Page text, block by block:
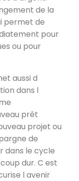
de la
permet de
pour
ou pour
aussi d
dans l
prêt
projet ou
de
dans le cycle
dur. C est
l avenir